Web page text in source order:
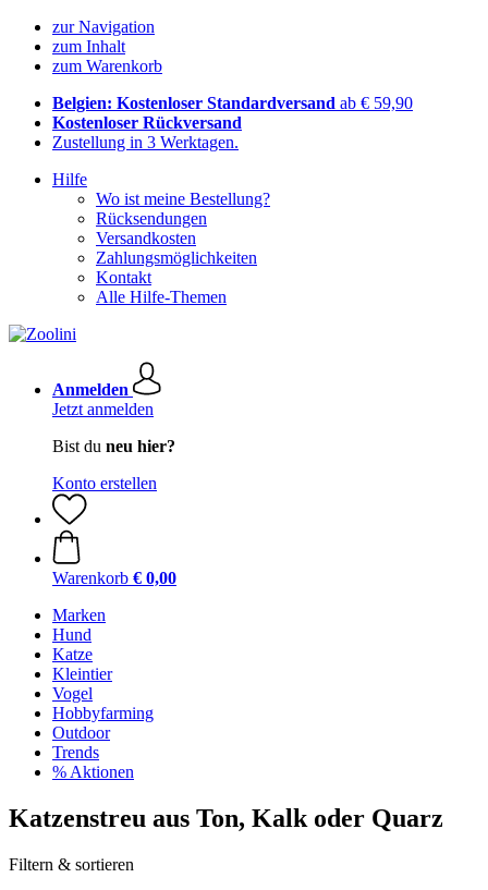
zur Navigation
zum Inhalt
zum Warenkorb
Belgien: Kostenloser Standardversand ab € 59,90
Kostenloser Rückversand
Zustellung in 3 Werktagen.
Hilfe
Wo ist meine Bestellung?
Rücksendungen
Versandkosten
Zahlungsmöglichkeiten
Kontakt
Alle Hilfe-Themen
Anmelden
Jetzt anmelden
Bist du neu hier?
Konto erstellen
Warenkorb € 0,00
Marken
Hund
Katze
Kleintier
Vogel
Hobbyfarming
Outdoor
Trends
% Aktionen
Katzenstreu aus Ton, Kalk oder Quarz
Filtern & sortieren